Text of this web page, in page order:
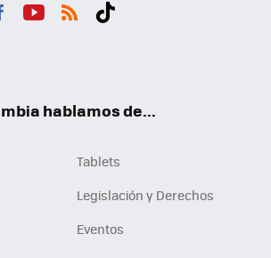
hablamos de...
Tablets
Legislación y Derechos
Eventos